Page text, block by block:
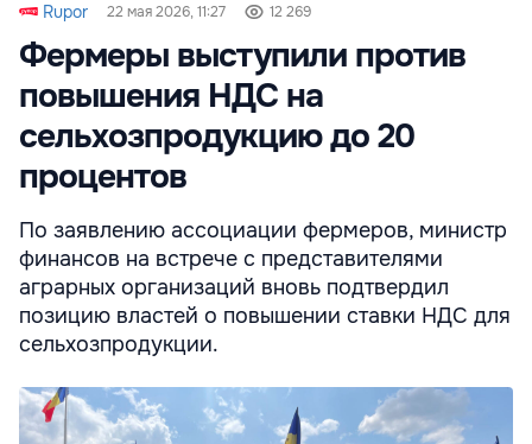
Rupor 22 мая 2026, 11:27 12 269
Фермеры выступили против
повышения НДС на
сельхозпродукцию до 20
процентов
По заявлению ассоциации фермеров, министр
финансов на встрече с представителями
аграрных организаций вновь подтвердил
позицию властей о повышении ставки НДС для
сельхозпродукции.